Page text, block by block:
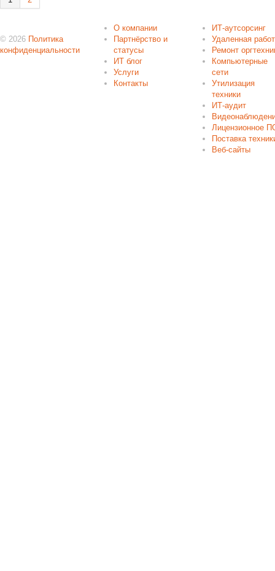
© 2026 Политика
конфиденциальности
О компании
Партнёрство и
статусы
ИТ блог
Услуги
Контакты
ИТ-аутсорсинг
Удаленная
Ремонт
Компьютерные
сети
Утилизация
техники
ИТ-аудит
Лицензионное
Поставка
Веб-сайты